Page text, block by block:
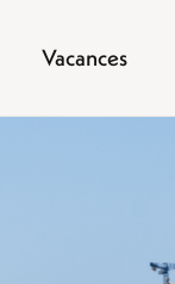
Vacances